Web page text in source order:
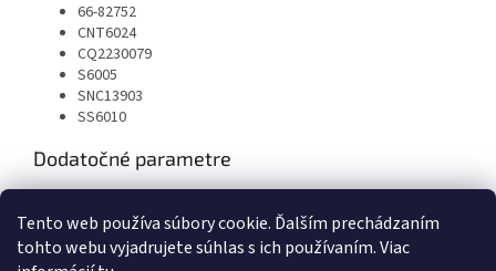
Tento web používa súbory cookie. Ďalším prechádzaním
tohto webu vyjadrujete súhlas s ich používaním. Viac
66-82752
CNT6024
CQ2230079
S6005
SNC13903
SS6010
Dodatočné parametre
EAN: 5901259432503